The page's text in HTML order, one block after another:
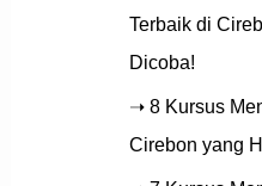
Terbaik di
Dicoba!
➝ 8 Kursus
Cirebon yang